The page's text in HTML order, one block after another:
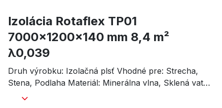
Izolácia Rotaflex TP01
7000x1200x140 mm 8,4 m²
λ0,039
Druh výrobku: Izolačná plsť Vhodné pre: Strecha,
Stena, Podlaha Materiál: Minerálna vlna, Sklená vata
Základná farba: Žltá Skupina tepelnej vodivosti: